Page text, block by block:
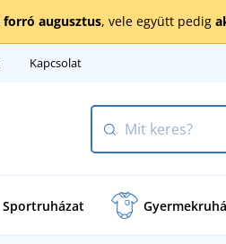
augusztus, vele együtt pedig
Kapcsolat
Sportruházat